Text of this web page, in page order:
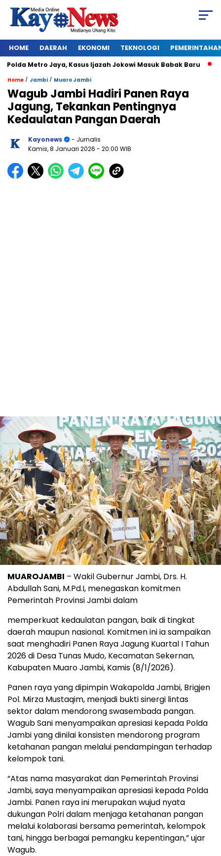
HOME DAERAH EKONOMI TEKNOLOGI
Metro Jaya, Kasus Ijazah Jokowi Masuk Babak Baru
Home / Jambi / Muaro Jambi
Wagub Jambi Hadiri Panen Raya
Jagung, Tekankan Pentingnya
Kedaulatan Pangan Daerah
Kayonews
- Jurnalis
Kamis, 8 Januari 2026 - 20:00 WIB
MUAROJAMBI – Wakil Gubernur Jambi, Drs. H.
Abdullah Sani, M.Pd.I, menegaskan komitmen
Pemerintah Provinsi Jambi dalam
memperkuat kedaulatan pangan, baik di tingkat
daerah maupun nasional. Komitmen ini ia sampaikan
saat menghadiri Panen Raya Jagung Kuartal I Tahun
2026 di Desa Tunas Mudo, Kecamatan Sekernan,
Kabupaten Muaro Jambi, Kamis (8/1/2026).
Panen raya yang dipimpin Wakapolda Jambi, Brigjen
Pol. Mirza Mustaqim, menjadi bukti sinergi lintas
sektor dalam mendorong swasembada pangan.
Wagub Sani menyampaikan apresiasi kepada Polda
Jambi yang dinilai konsisten mendorong program
ketahanan pangan melalui pendampingan terhadap
kelompok tani.
“Atas nama masyarakat dan Pemerintah Provinsi
Jambi, saya menyampaikan apresiasi kepada Polda
Jambi. Panen raya ini merupakan wujud nyata
dukungan Polri dalam menjaga ketahanan pangan
melalui kolaborasi bersama pemerintah, kelompok
tani, hingga berbagai pemangku kepentingan,” ujar
Wagub.